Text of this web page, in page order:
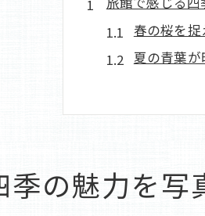
春の桜を
夏の青葉
秋の紅葉
冬の雪景
旅館の窓から望
の魅力を写